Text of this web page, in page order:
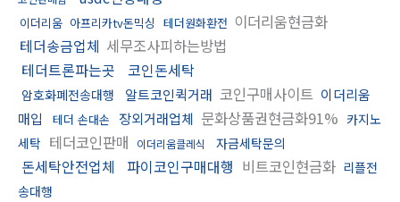
이더리움 아프리카tv돈믹싱 테더원화환전 이더리움현금화
테더송금업체 세무조사피하는방법
테더트론파는곳
코인돈세탁
암호화폐전송대행 알트코인퀵거래 코인구매사이트 이더리움
매입
테더 손대손 장외거래업체 문화상품권현금화91% 카지노
세탁 테더코인판매 이더리움클레식 자금세탁문의
돈세탁안전업체 파이코인구매대행 비트코인현금화 리플전
송대행